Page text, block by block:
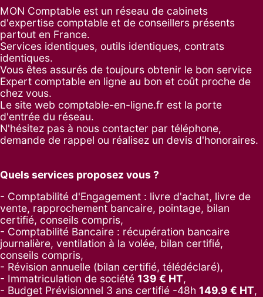
MON Comptable est un réseau de cabinets
d'expertise comptable et de conseillers présents
partout en France.
Services identiques, outils identiques, contrats
identiques.
Vous êtes assurés de toujours obtenir le bon service
Expert comptable en ligne au bon et coût proche de
chez vous.
Le site web comptable-en-ligne.fr est la porte
d'entrée du réseau.
N'hésitez pas à nous contacter par téléphone,
demande de rappel ou réalisez un devis d'honoraires.
Quels services proposez vous ?
- Comptabilité d'Engagement : livre d'achat, livre de
vente, rapprochement bancaire, pointage, bilan
certifié, conseils compris,
- Comptabilité Bancaire : récupération bancaire
journalière, ventilation à la volée, bilan certifié,
conseils compris,
- Révision annuelle (bilan certifié, télédéclaré),
- Immatriculation de société 139 € HT,
- Budget Prévisionnel 3 ans certifié -48h 149.9 € HT,